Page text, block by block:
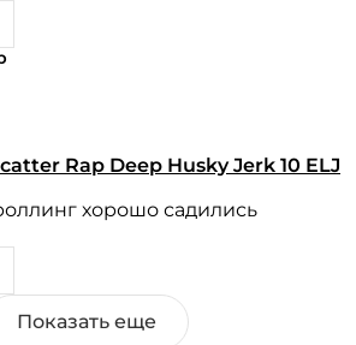
Rap Deep Husky Jerk 10 ELJ
хорошо садились